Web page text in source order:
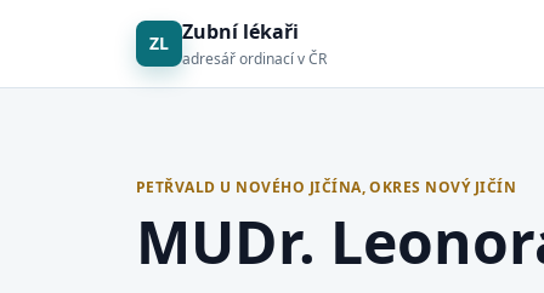
ZL Zubní lékaři
adresář ordinací v ČR
PETŘVALD U NOVÉHO JIČÍNA, OKRES NOVÝ JIČÍN
MUDr.